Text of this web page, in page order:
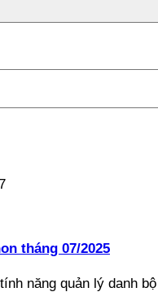
tháng 07/2025